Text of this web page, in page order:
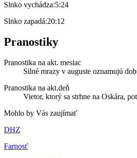
Slnko vychádza:5:24
Slnko zapadá:20:12
Pranostiky
Pranostika na akt. mesiac
Silné mrazy v auguste oznamujú
Pranostika na akt.deň
Vietor, ktorý sa strhne na Oskára,
Mohlo by Vás zaujímať
DHZ
Farnosť